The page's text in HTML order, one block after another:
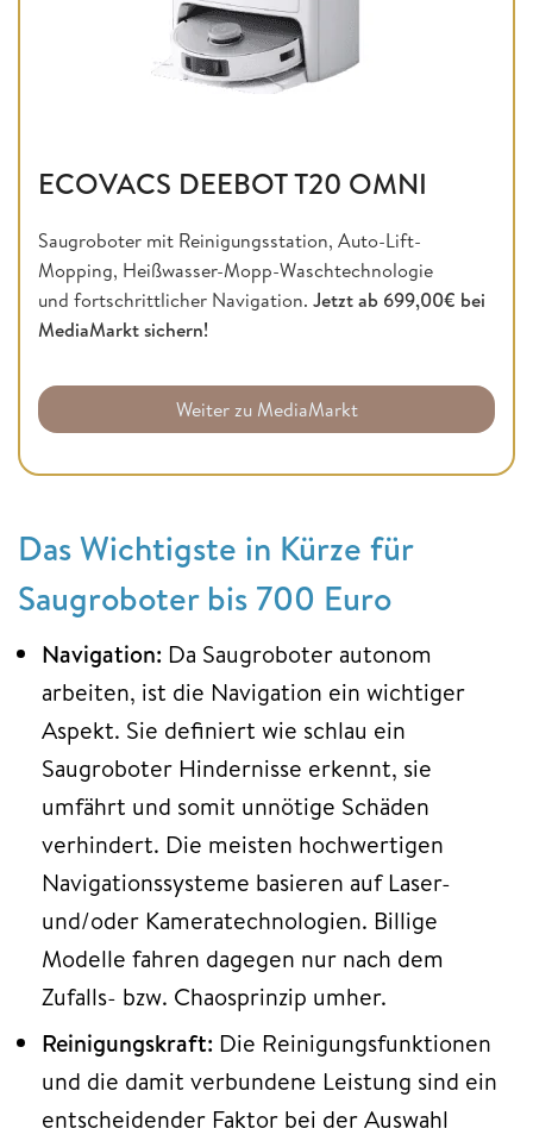
ECOVACS DEEBOT T20 OMNI
Saugroboter mit Reinigungsstation, Auto-Lift-
Mopping, Heißwasser-Mopp-Waschtechnologie
und fortschrittlicher Navigation. Jetzt ab 699,00€ bei
MediaMarkt sichern!
Weiter zu MediaMarkt
Das Wichtigste in Kürze für
Saugroboter bis 700 Euro
Navigation: Da Saugroboter autonom
arbeiten, ist die Navigation ein wichtiger
Aspekt. Sie definiert wie schlau ein
Saugroboter Hindernisse erkennt, sie
umfährt und somit unnötige Schäden
verhindert. Die meisten hochwertigen
Navigationssysteme basieren auf Laser-
und/oder Kameratechnologien. Billige
Modelle fahren dagegen nur nach dem
Zufalls- bzw. Chaosprinzip umher.
Reinigungskraft: Die Reinigungsfunktionen
und die damit verbundene Leistung sind ein
entscheidender Faktor bei der Auswahl